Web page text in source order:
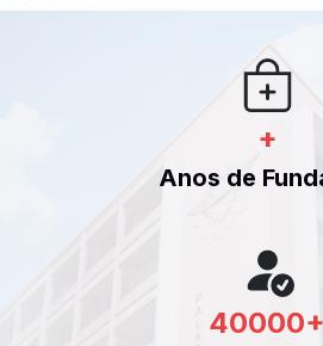
+
Anos de
40000+